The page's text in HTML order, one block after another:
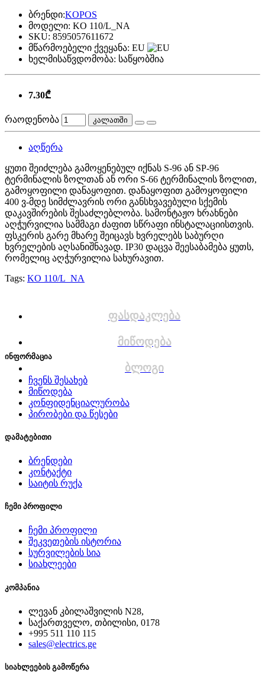
ბრენდი:KOPOS
მოდელი: KO 110/L_NA
SKU: 8595057611672
მწარმოებელი ქვეყანა: EU
ხელმისაწვდომობა: საწყობშია
7.30₾
რაოდენობა კალათში
აღწერა
ყუთი შეიძლება გამოყენებულ იქნას S-96 ან SP-96
ტერმინალის ზოლთან ან ორი S-66 ტერმინალის ზოლით,
გამოყოფილი დანაყოფით. დანაყოფით გამოყოფილი
400 ვ-მდე სიმძლავრის ორი განსხვავებული სქემის
დაკავშირების შესაძლებლობა. სამონტაჟო ხრახნები
აღჭურვილია სამმაგი ძაფით სწრაფი ინსტალაციისთვის.
ფსკერის გარე მხარე შეიცავს ხვრელებს საბურღი
ხვრელების აღსანიშნავად. IP30 დაცვა შეესაბამება ყუთს,
რომელიც აღჭურვილია სახურავით.
Tags: KO 110/L_NA
ფასდაკლება
მიწოდება
ბლოგი
ინფორმაცია
ჩვენს შესახებ
მიწოდება
კონფიდენციალურობა
პირობები და წესები
დამატებითი
ბრენდები
კონტაქტი
საიტის რუქა
ჩემი პროფილი
ჩემი პროფილი
შეკვეთების ისტორია
სურვილების სია
სიახლეები
კომპანია
ლევან კბილაშვილის N28,
საქართველო, თბილისი, 0178
+995 511 110 115
sales@electrics.ge
სიახლეების გამოწერა